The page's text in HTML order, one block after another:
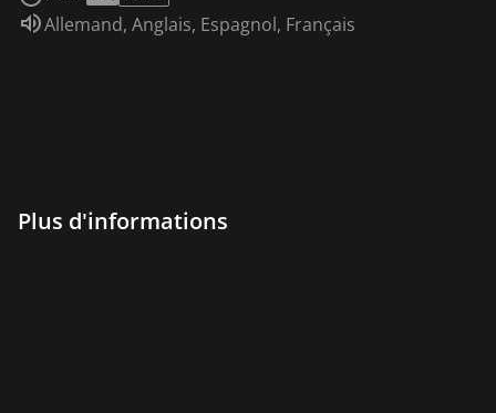
semer la pagaille dans l'atelier des inventeurs en très
Audio :
Allemand, Anglais, Espagnol, Français
Plus d'informations